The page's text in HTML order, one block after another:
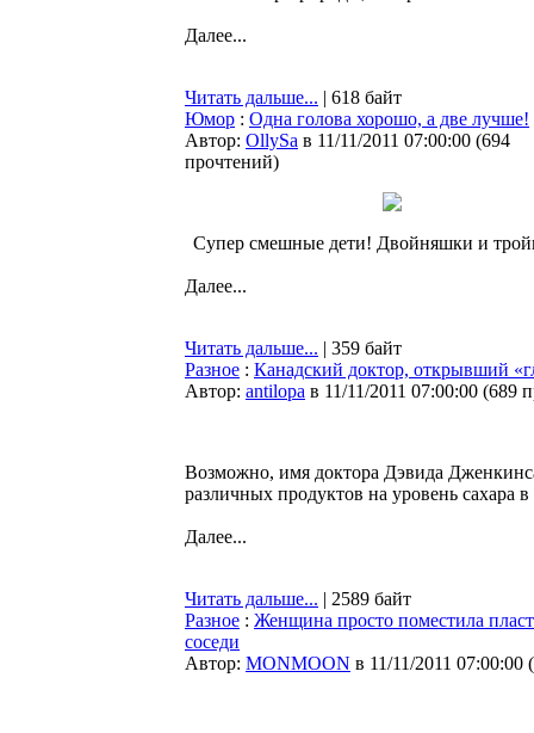
Далее...
Читать дальше... | 618 байт
Юмор : Одна голова хорошо, а две лучше!
Автор: OllySa в 11/11/2011 07:00:00 (694
прочтений)
Супер смешные дети! Двойняшки и
Далее...
Читать дальше... | 359 байт
Разное : Канадский доктор, открывший
Автор: antilopa в 11/11/2011 07:00:00 (689
Возможно, имя доктора Дэвида
различных продуктов на уровень сахара
Далее...
Читать дальше... | 2589 байт
Разное : Женщина просто поместила
соседи
Автор: MONMOON в 11/11/2011 07:00:00 (